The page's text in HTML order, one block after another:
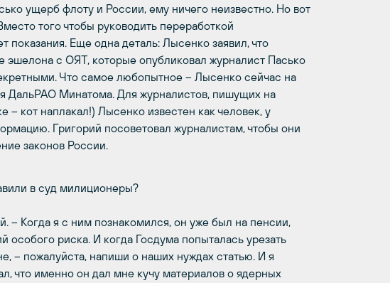
ущерб флоту и России, ему ничего неизвестно. Но вот
того чтобы руководить переработкой
показания. Еще одна деталь: Лысенко заявил, что
эшелона с ОЯТ, которые опубликовал журналист Пасько
Что самое любопытное – Лысенко сейчас на
ДальРАО Минатома. Для журналистов, пишущих на
– кот наплакал!) Лысенко известен как человек, у
Григорий посоветовал журналистам, чтобы они
законов России.
в суд милиционеры?
– Когда я с ним познакомился, он уже был на пенсии,
особого риска. И когда Госдума попыталась урезать
– пожалуйста, напиши о наших нуждах статью. И я
что именно он дал мне кучу материалов о ядерных